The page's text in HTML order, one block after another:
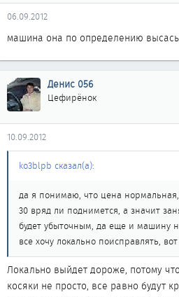
06.09.2012
машина она по определению
Денис 056
Цефирёнок
10.09.2012
ko3blpb сказал(а):
да я понимаю, что цена
30 вряд ли поднимется, а значит
будет убыточным, да еще и машину
все хочу локально поисправлять,
Локально выйдет дороже, потому
косяки не просто, все равно будут